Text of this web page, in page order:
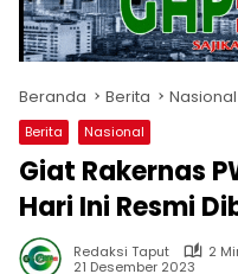
Beranda Berita Nasional
Berita Nasional
Giat Rakernas
Hari Ini Resmi
Redaksi Taput
2
21 Desember 2023